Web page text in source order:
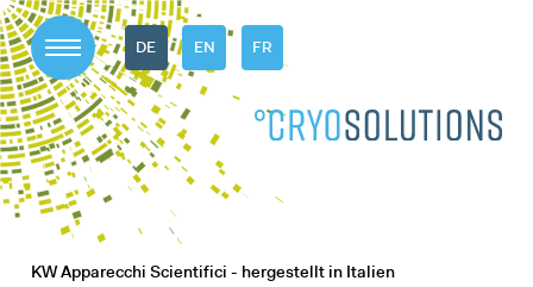
DE EN FR
KW Apparecchi Scientifici - hergestellt in Italien